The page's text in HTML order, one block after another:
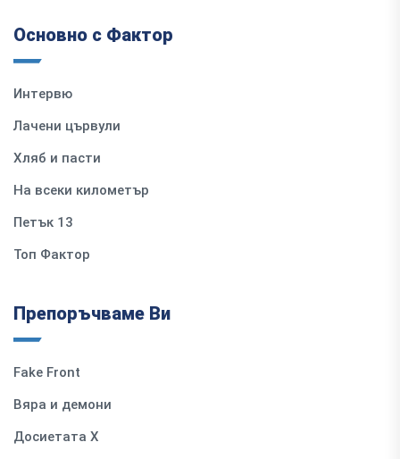
Основно с Фактор
Интервю
Лачени цървули
Хляб и пасти
На всеки километър
Петък 13
Топ Фактор
Препоръчваме Ви
Fake Front
Вяра и демони
Досиетата Х